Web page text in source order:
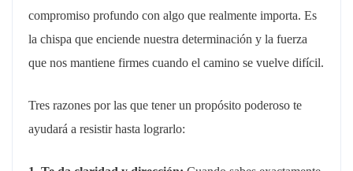
compromiso profundo con algo que realmente importa. Es
la chispa que enciende nuestra determinación y la fuerza
que nos mantiene firmes cuando el camino se vuelve difícil.
Tres razones por las que tener un propósito poderoso te
ayudará a resistir hasta lograrlo: